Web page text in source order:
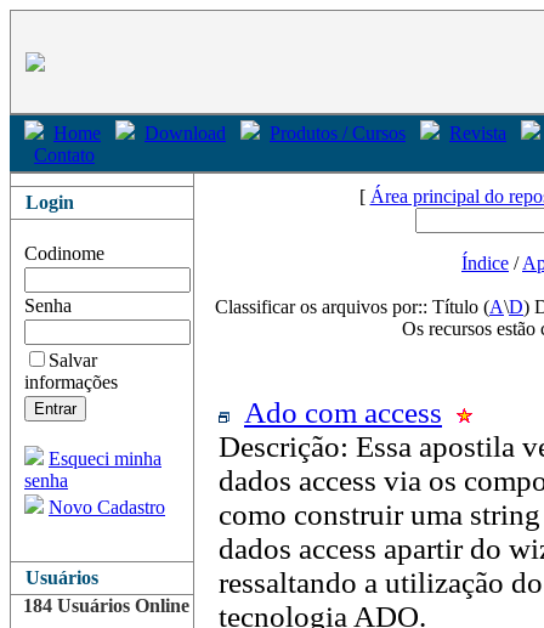
Home Download Produtos / Cursos
Revista
Contato
Login
Codinome
Senha
Salvar
informações
Esqueci minha
senha
Novo Cadastro
Usuários
184 Usuários Online
[ Área principal do
Índice /
Classificar os arquivos por:: Título (A\D)
Os recursos
Ado com access
Descrição: Essa apostila
dados access via os
como construir uma
dados access apartir do
ressaltando a utilização
tecnologia ADO.